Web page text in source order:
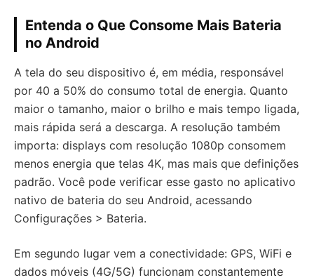
Entenda o Que Consome Mais Bateria
no Android
A tela do seu dispositivo é, em média, responsável
por 40 a 50% do consumo total de energia. Quanto
maior o tamanho, maior o brilho e mais tempo ligada,
mais rápida será a descarga. A resolução também
importa: displays com resolução 1080p consomem
menos energia que telas 4K, mas mais que definições
padrão. Você pode verificar esse gasto no aplicativo
nativo de bateria do seu Android, acessando
Configurações > Bateria.
Em segundo lugar vem a conectividade: GPS, WiFi e
dados móveis (4G/5G) funcionam constantemente